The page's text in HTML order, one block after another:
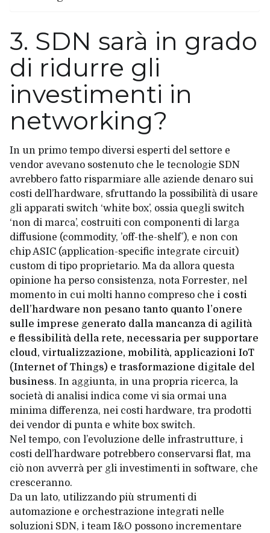
3. SDN sarà in grado
di ridurre gli
investimenti in
networking?
In un primo tempo diversi esperti del settore e
vendor avevano sostenuto che le tecnologie SDN
avrebbero fatto risparmiare alle aziende denaro sui
costi dell’hardware, sfruttando la possibilità di usare
gli apparati switch ‘white box’, ossia quegli switch
‘non di marca’, costruiti con componenti di larga
diffusione (commodity, ’off-the-shelf’), e non con
chip ASIC (application-specific integrate circuit)
custom di tipo proprietario. Ma da allora questa
opinione ha perso consistenza, nota Forrester, nel
momento in cui molti hanno compreso che i costi
dell’hardware non pesano tanto quanto l’onere
sulle imprese generato dalla mancanza di agilità
e flessibilità della rete, necessaria per supportare
cloud, virtualizzazione, mobilità, applicazioni IoT
(Internet of Things) e trasformazione digitale del
business. In aggiunta, in una propria ricerca, la
società di analisi indica come vi sia ormai una
minima differenza, nei costi hardware, tra prodotti
dei vendor di punta e white box switch.
Nel tempo, con l’evoluzione delle infrastrutture, i
costi dell’hardware potrebbero conservarsi flat, ma
ciò non avverrà per gli investimenti in software, che
cresceranno.
Da un lato, utilizzando più strumenti di
automazione e orchestrazione integrati nelle
soluzioni SDN, i team I&O possono incrementare